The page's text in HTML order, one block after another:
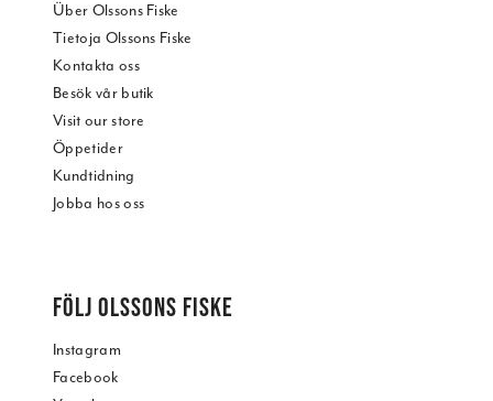
Über Olssons Fiske
Tietoja Olssons Fiske
Kontakta oss
Besök vår butik
Visit our store
Öppetider
Kundtidning
Jobba hos oss
FÖLJ OLSSONS FISKE
Instagram
Facebook